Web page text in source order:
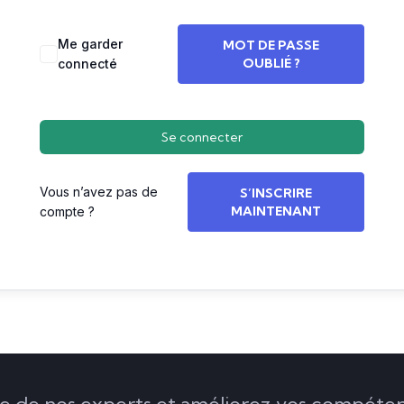
Me garder
connecté
MOT DE PASSE
OUBLIÉ ?
Se connecter
Vous n’avez pas de
compte ?
S’INSCRIRE
MAINTENANT